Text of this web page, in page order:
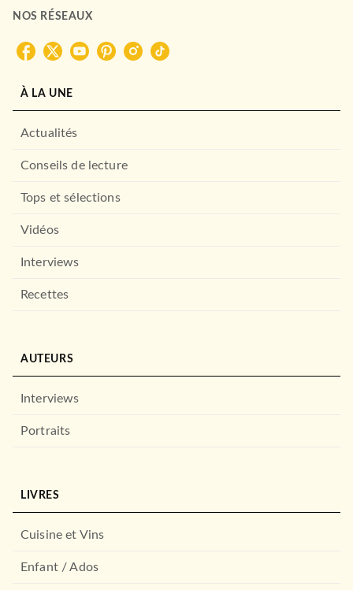
NOS RÉSEAUX
À LA UNE
Actualités
Conseils de lecture
Tops et sélections
Vidéos
Interviews
Recettes
AUTEURS
Interviews
Portraits
LIVRES
Cuisine et Vins
Enfant / Ados